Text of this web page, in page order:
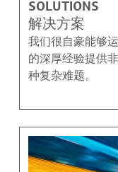
SOLUTIONS
解决方案
我们很自豪能够
的深厚经验提供
种复杂难题。